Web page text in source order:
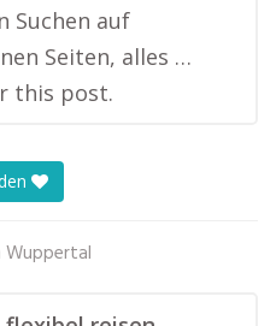
Suchen auf
Seiten, alles …
this post.
Wuppertal